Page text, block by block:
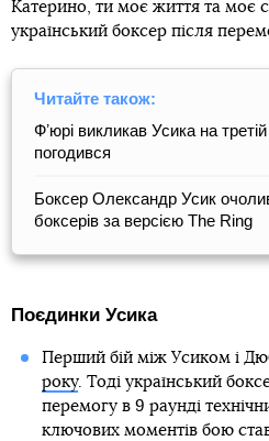
Катерино, ти моє життя та моє
український боксер після
Читайте також:
Фʼюрі викликав Усика на
погодився
Боксер Олександр Усик
боксерів за версією The Ring
Поєдинки Усика
Перший бій між Усиком і
року. Тоді український
перемогу в 9 раунді
ключових моментів бою